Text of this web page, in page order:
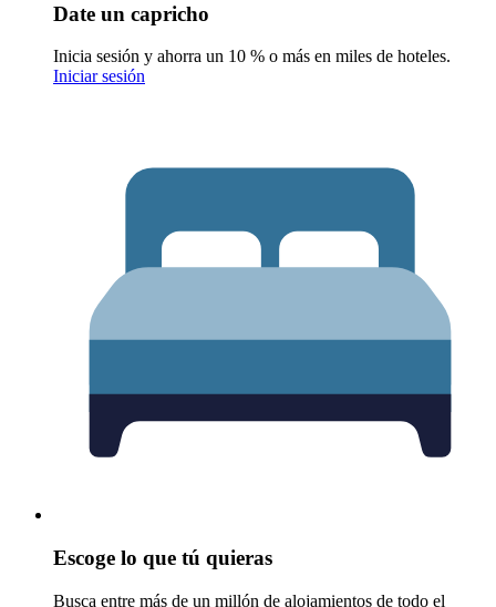
Date un capricho
Inicia sesión y ahorra un 10 % o más en miles de hoteles.
Iniciar sesión
Escoge lo que tú quieras
Busca entre más de un millón de alojamientos de todo el